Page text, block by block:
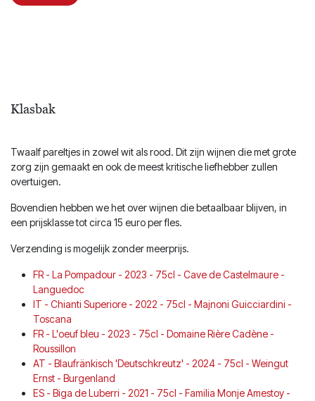
Klasbak
Twaalf pareltjes in zowel wit als rood. Dit zijn wijnen die met grote
zorg zijn gemaakt en ook de meest kritische liefhebber zullen
overtuigen.
Bovendien hebben we het over wijnen die betaalbaar blijven, in
een prijsklasse tot circa 15 euro per fles.
Verzending is mogelijk zonder meerprijs.
FR - La Pompadour - 2023 - 75cl - Cave de Castelmaure -
Languedoc
IT - Chianti Superiore - 2022 - 75cl - Majnoni Guicciardini -
Toscana
FR - L'oeuf bleu - 2023 - 75cl - Domaine Rière Cadène -
Roussillon
AT - Blaufränkisch 'Deutschkreutz' - 2024 - 75cl - Weingut
Ernst - Burgenland
ES - Biga de Luberri - 2021 - 75cl - Familia Monje Amestoy -